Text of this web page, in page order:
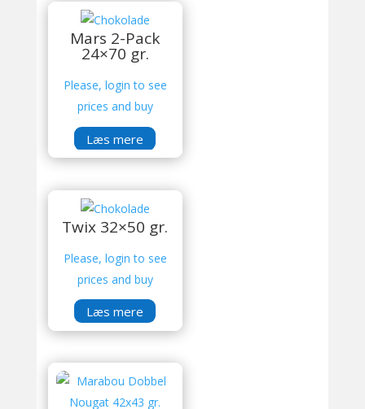
Mars 2-Pack
24×70 gr.
Please, login to see
prices and buy
Læs mere
Twix 32×50 gr.
Please, login to see
prices and buy
Læs mere